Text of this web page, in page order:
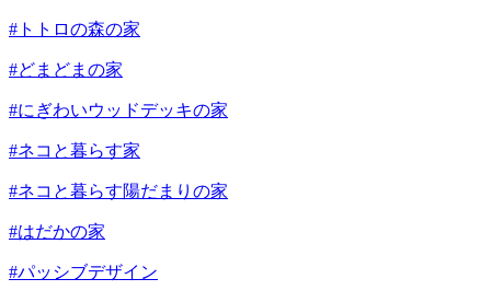
#トトロの森の家
#どまどまの家
#にぎわいウッドデッキの家
#ネコと暮らす家
#ネコと暮らす陽だまりの家
#はだかの家
#パッシブデザイン